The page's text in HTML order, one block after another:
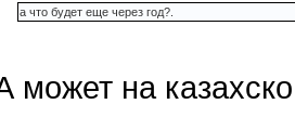
а что будет еще через год?.
может на